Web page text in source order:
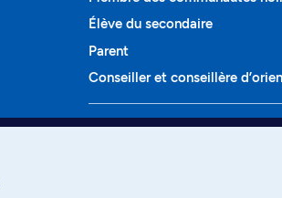
Élève du secondaire
Parent
Conseiller et conseillère
Programmes et cours